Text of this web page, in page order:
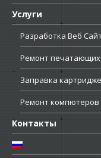
Услуги
Разработка Веб
Ремонтпечатающих
Заправка
Ремонткомпютеров
Контакты